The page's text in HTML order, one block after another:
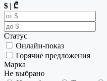
$ | ₾
Статус
Онлайн-показ
Горячие предложения
Марка
Не выбрано